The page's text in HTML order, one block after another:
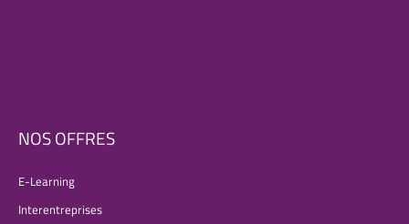
NOS OFFRES
E-Learning
Interentreprises